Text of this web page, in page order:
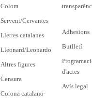
Colom
Servent/Cervantes
Lletres catalanes
Lleonard/Leonardo
Altres figures
Censura
Corona catalano-
Adhesions
Butlletí
d'actes
Avís legal